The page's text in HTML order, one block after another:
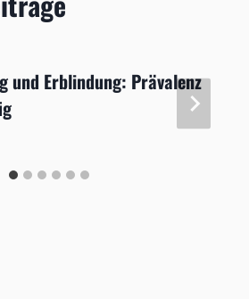
und Erblindung: Prävalenz